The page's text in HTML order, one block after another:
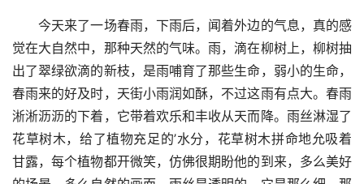
今天来了一场春雨，下雨后，闻着外边的气息，真的感
觉在大自然中，那种天然的气味。雨，滴在柳树上，柳树抽
出了翠绿欲滴的新枝，是雨哺育了那些生命，弱小的生命，
春雨来的好及时，天街小雨润如酥，不过这雨有点大。春雨
淅淅沥沥的下着，它带着欢乐和丰收从天而降。雨丝淋湿了
花草树木，给了植物充足的’水分，花草树木拼命地允吸着
甘露，每个植物都开微笑，仿佛很期盼他的到来，多么美好